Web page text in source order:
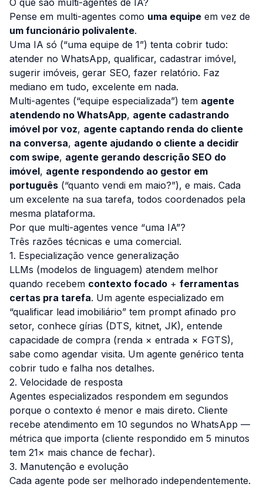
O que são multi-agentes de IA?
Pense em multi-agentes como uma equipe em vez de
um funcionário polivalente.
Uma IA só (“uma equipe de 1”) tenta cobrir tudo:
atender no WhatsApp, qualificar, cadastrar imóvel,
sugerir imóveis, gerar SEO, fazer relatório. Faz
mediano em tudo, excelente em nada.
Multi-agentes (“equipe especializada”) tem agente
atendendo no WhatsApp, agente cadastrando
imóvel por voz, agente captando renda do cliente
na conversa, agente ajudando o cliente a decidir
com swipe, agente gerando descrição SEO do
imóvel, agente respondendo ao gestor em
português (“quanto vendi em maio?”), e mais. Cada
um excelente na sua tarefa, todos coordenados pela
mesma plataforma.
Por que multi-agentes vence “uma IA”?
Três razões técnicas e uma comercial.
1. Especialização vence generalização
LLMs (modelos de linguagem) atendem melhor
quando recebem contexto focado + ferramentas
certas pra tarefa. Um agente especializado em
“qualificar lead imobiliário” tem prompt afinado pro
setor, conhece gírias (DTS, kitnet, JK), entende
capacidade de compra (renda × entrada × FGTS),
sabe como agendar visita. Um agente genérico tenta
cobrir tudo e falha nos detalhes.
2. Velocidade de resposta
Agentes especializados respondem em segundos
porque o contexto é menor e mais direto. Cliente
recebe atendimento em 10 segundos no WhatsApp —
métrica que importa (cliente respondido em 5 minutos
tem 21× mais chance de fechar).
3. Manutenção e evolução
Cada agente pode ser melhorado independentemente.